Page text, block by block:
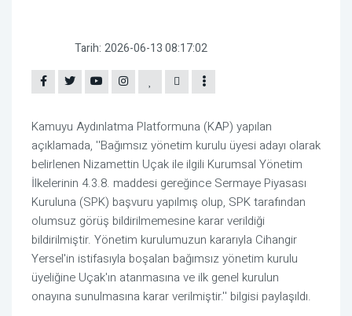
Tarih: 2026-06-13 08:17:02
Kamuyu Aydınlatma Platformuna (KAP) yapılan
açıklamada, ''Bağımsız yönetim kurulu üyesi adayı olarak
belirlenen Nizamettin Uçak ile ilgili Kurumsal Yönetim
İlkelerinin 4.3.8. maddesi gereğince Sermaye Piyasası
Kuruluna (SPK) başvuru yapılmış olup, SPK tarafından
olumsuz görüş bildirilmemesine karar verildiği
bildirilmiştir. Yönetim kurulumuzun kararıyla Cihangir
Yersel'in istifasıyla boşalan bağımsız yönetim kurulu
üyeliğine Uçak'ın atanmasına ve ilk genel kurulun
onayına sunulmasına karar verilmiştir.'' bilgisi paylaşıldı.